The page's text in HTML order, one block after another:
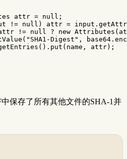
attr = null ;
!= null ) attr = input .
!= null ? new Attributes (
( "SHA1-Digest" , base64 .
(). put ( name , attr);
保存了所有其他文件的SHA-1并